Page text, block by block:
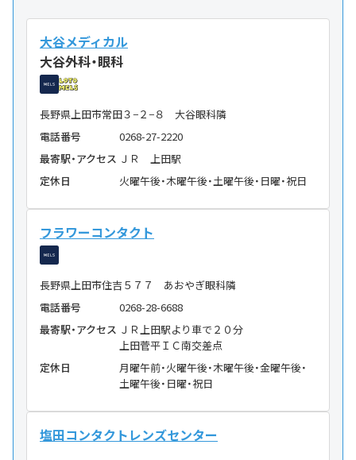
大谷メディカル
大谷外科・眼科
長野県上田市常田３−２−８ 大谷眼科隣
電話番号
0268-27-2220
最寄駅・アクセス ＪＲ 上田駅
定休日
火曜午後・木曜午後・土曜午後・日曜・祝日
フラワーコンタクト
長野県上田市住吉５７７ あおやぎ眼科隣
電話番号
0268-28-6688
最寄駅・アクセス ＪＲ上田駅より車で２０分
上田菅平ＩＣ南交差点
定休日
月曜午前・火曜午後・木曜午後・金曜午後・
土曜午後・日曜・祝日
塩田コンタクトレンズセンター